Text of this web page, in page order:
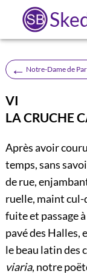
← Notre-Dame de
VI
LA CRUCHE
Après avoir
temps, sans
de rue,
ruelle, maint cul-
fuite et passage
pavé des Halles,
le beau latin des
viaria, notre